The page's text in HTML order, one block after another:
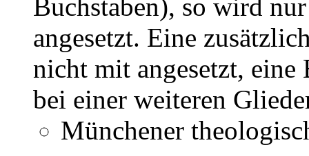
Buchstaben), so wird
angesetzt. Eine
nicht mit angesetzt,
bei einer weiteren
Münchener